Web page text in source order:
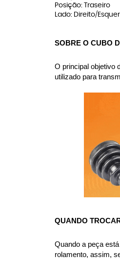
Posição: Traseiro
Lado: Direito/
SOBRE O CUBO
O principal objetivo
utilizado para
QUANDO
Quando a peça
rolamento, assim,